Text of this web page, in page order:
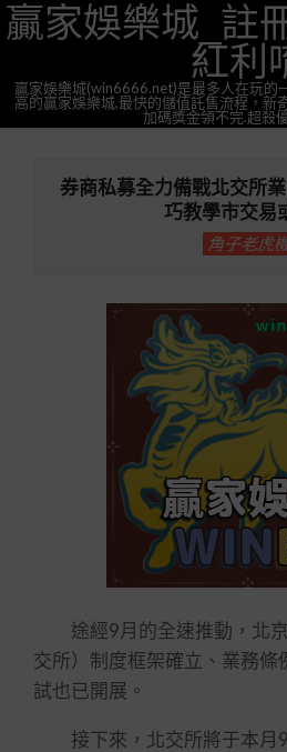
Skip
to贏家娛樂城_註
紅利
贏家娛樂城(win6666.net)是最多人在玩的
高的贏家娛樂城,最快的儲值託售流程，新
加碼獎金領不完.超殺
券商私募全力備戰北交所
巧教學市交易
角子老虎
途經9月的全速推動，北京
交所）制度框架確立、業務條
試也已開展。
接下來，北交所將于本月